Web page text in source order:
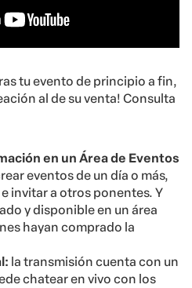
tu evento de principio a fin,
al de su venta! Consulta
en un Área de Eventos
eventos de un día o más,
invitar a otros ponentes. Y
y disponible en un área
hayan comprado la
la transmisión cuenta con un
chatear en vivo con los